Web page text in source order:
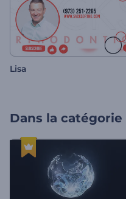
Lisa
Dans la catégorie